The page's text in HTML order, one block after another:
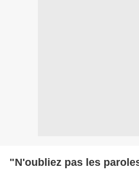
"N'oubliez pas les